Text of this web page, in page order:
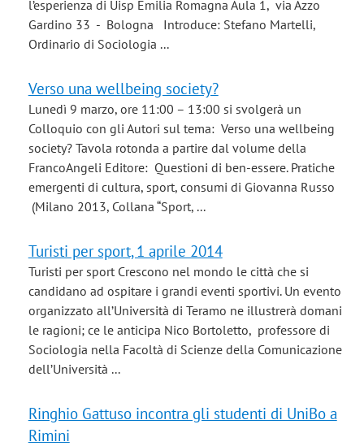
l’esperienza di Uisp Emilia Romagna Aula 1, via Azzo
Gardino 33 - Bologna Introduce: Stefano Martelli,
Ordinario di Sociologia ...
Verso una wellbeing society?
Lunedì 9 marzo, ore 11:00 – 13:00 si svolgerà un
Colloquio con gli Autori sul tema: Verso una wellbeing
society? Tavola rotonda a partire dal volume della
FrancoAngeli Editore: Questioni di ben-essere. Pratiche
emergenti di cultura, sport, consumi di Giovanna Russo
(Milano 2013, Collana “Sport, ...
Turisti per sport, 1 aprile 2014
Turisti per sport Crescono nel mondo le città che si
candidano ad ospitare i grandi eventi sportivi. Un evento
organizzato all’Università di Teramo ne illustrerà domani
le ragioni; ce le anticipa Nico Bortoletto, professore di
Sociologia nella Facoltà di Scienze della Comunicazione
dell’Università ...
Ringhio Gattuso incontra gli studenti di UniBo a
Rimini